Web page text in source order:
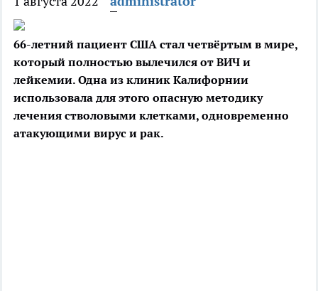
66-летний пациент США стал четвёртым в мире,
который полностью вылечился от ВИЧ и
лейкемии. Одна из клиник Калифорнии
использовала для этого опасную методику
лечения стволовыми клетками, одновременно
атакующими вирус и рак.